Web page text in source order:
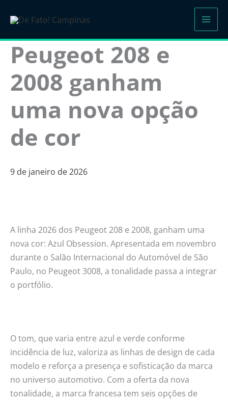
para
conteúdo
Peugeot 208 e
2008 ganham
uma nova opção
de cor
9 de janeiro de 2026
A linha 2026 dos Peugeot 208 e 2008, ganham uma
nova cor: Azul Obsession. Apresentada em novembro
durante o Salão Internacional do Automóvel de São
Paulo, no Peugeot 3008, a tonalidade passa a integrar
o portfólio.
O tom, que varia entre azul e verde conforme
incidência de luz, valoriza as linhas de design de cada
modelo e reforça a presença e sofisticação da marca
no universo automotivo. Com a oferta da nova
tonalidade, a marca francesa tem seis opções de